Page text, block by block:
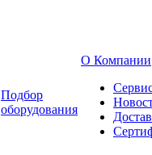
Подбор
оборудования
О Компании